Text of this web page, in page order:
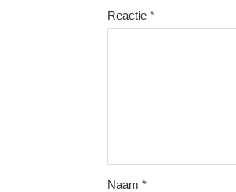
Reactie *
Naam *